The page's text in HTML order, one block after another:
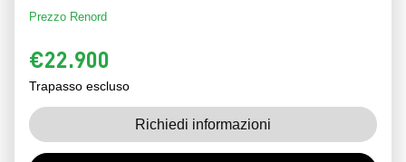
Prezzo Renord
€22.900
Trapasso escluso
Richiedi informazioni